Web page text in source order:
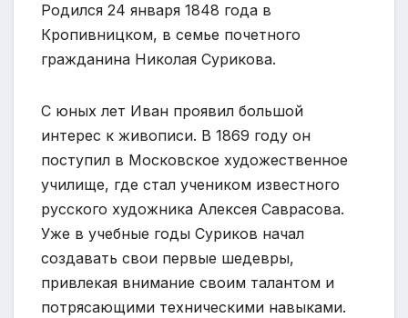
Родился 24 января 1848 года в
Кропивницком, в семье почетного
гражданина Николая Сурикова.
С юных лет Иван проявил большой
интерес к живописи. В 1869 году он
поступил в Московское художественное
училище, где стал учеником известного
русского художника Алексея Саврасова.
Уже в учебные годы Суриков начал
создавать свои первые шедевры,
привлекая внимание своим талантом и
потрясающими техническими навыками.